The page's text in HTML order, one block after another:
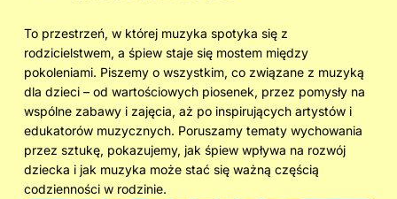
To przestrzeń, w której muzyka spotyka się z
rodzicielstwem, a śpiew staje się mostem między
pokoleniami. Piszemy o wszystkim, co związane z muzyką
dla dzieci – od wartościowych piosenek, przez pomysły na
wspólne zabawy i zajęcia, aż po inspirujących artystów i
edukatorów muzycznych. Poruszamy tematy wychowania
przez sztukę, pokazujemy, jak śpiew wpływa na rozwój
dziecka i jak muzyka może stać się ważną częścią
codzienności w rodzinie.